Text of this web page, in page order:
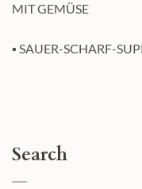
Description
MIT GEMÜSE
▪ SAUER-SCHARF-
Search